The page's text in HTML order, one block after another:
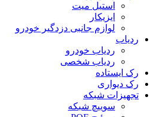
استیل میت
ایزیکار
لوازم جانبی دزدگیر خودرو
ردیاب
ردیاب خودرو
ردیاب شخصی
رک ایستاده
رک دیواری
تجهیزات شبکه
سوییچ شبکه